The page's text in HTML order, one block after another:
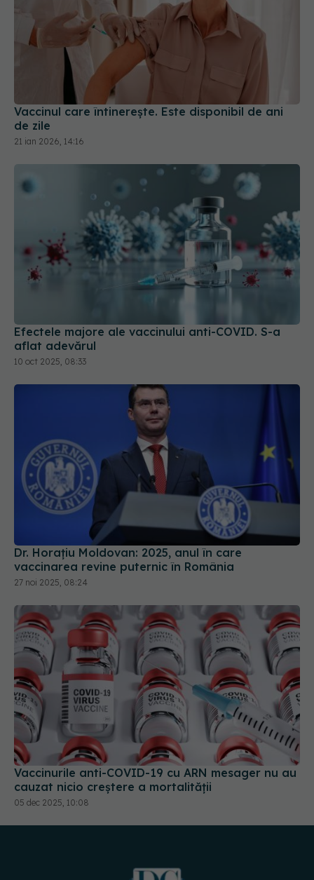
Vaccinul care întinerește. Este disponibil de ani
21 ian 2026, 14:16
Efectele majore ale vaccinului anti-COVID. S-a
Dr. Horațiu Moldovan: 2025, anul în care
vaccinarea revine puternic în România
Vaccinurile anti-COVID-19 cu ARN mesager nu au
cauzat nicio creştere a mortalităţii
05 dec 2025, 10:08
URMĂREȘTE-NE PE: